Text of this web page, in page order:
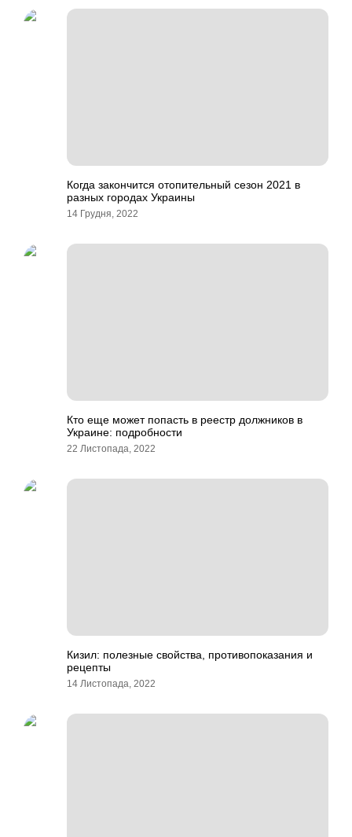
Когда закончится отопительный сезон 2021 в
разных городах Украины
14 Грудня, 2022
Кто еще может попасть в реестр должников в
Украине: подробности
22 Листопада, 2022
Кизил: полезные свойства, противопоказания и
рецепты
14 Листопада, 2022